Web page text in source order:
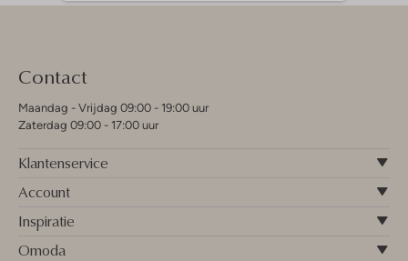
Contact
Maandag - Vrijdag 09:00 - 19:00 uur
Zaterdag 09:00 - 17:00 uur
Klantenservice
Account
Inspiratie
Omoda